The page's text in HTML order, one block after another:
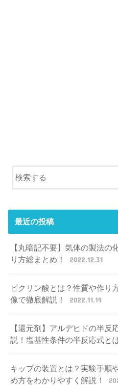
最近の投稿
【丸暗記不要】気体の製法の
り方総まとめ！
2022.12.31
ピクリン酸とは？性質や作り
像で徹底解説！
2022.11.19
【還元剤】アルデヒドの半反
説！塩基性条件の半反応式と
キップの装置とは？実験手順
め方をわかりやすく解説！